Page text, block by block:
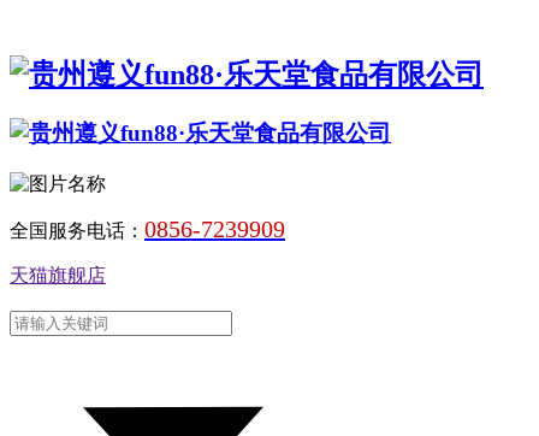
全国服务电话： 0856-7239909
天猫旗舰店